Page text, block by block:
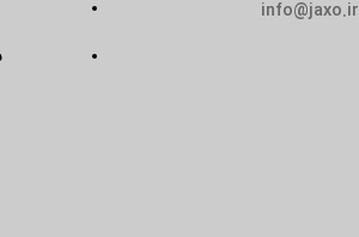
info@jaxo.ir